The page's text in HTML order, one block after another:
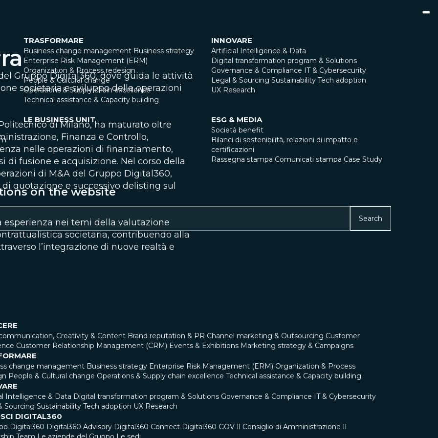
TRASFORMARE
Business change management Business strategy
Enterprise Risk Management (ERM)
Organization & Process redesign
People & Cultural change
Operations & Supply chain excellence
Technical assistance & Capacity building
INNOVARE
Artificial Intelligence & Data
Digital transformation program & Solutions
Governance & Compliance IT & Cybersecurity
Legal & Sourcing Sustainability Tech adoption
UX Research
LE BUSINESS UNIT ESG & MEDIA
Società benefit
Bilanci di sostenibilità, relazioni di impatto e
certificazioni
Rassegna stampa Comunicati stampa Case Study
on the website
Search
Gruppo Digital360, dove guida le attività
societaria e sviluppo delle operazioni
di Milano, ha maturato oltre
Finanza e Controllo,
nelle operazioni di finanziamento,
di fusione e acquisizione. Nel corso della
di M&A del Gruppo Digital360,
quotazione e successivo delisting sul
nei temi della valutazione
societaria, contribuendo alla
l’integrazione di nuove realtà e
Creativity & Content Brand reputation & PR Channel marketing & Outsourcing Customer
Customer Relationship Management (CRM) Events & Exhibitions Marketing strategy & Campaigns
change management Business strategy Enterprise Risk Management (ERM) Organization & Process
People & Cultural change Operations & Supply chain excellence Technical assistance & Capacity building
Intelligence & Data Digital transformation program & Solutions Governance & Compliance IT & Cybersecurity
Sourcing Sustainability Tech adoption UX Research
DIGITAL360
Digital360 Digital360 Advisory Digital360 Connect Digital360 GOV Il Consiglio di Amministrazione Il